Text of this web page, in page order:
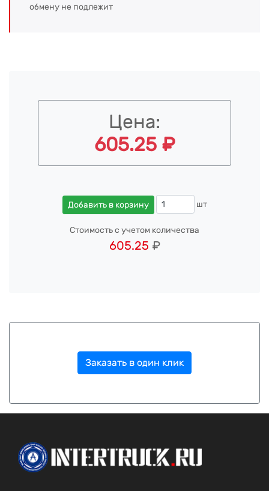
обмену не подлежит
Цена:
605.25 ₽
Добавить в корзину шт
Стоимость с учетом количества
605.25 ₽
Заказать в один клик